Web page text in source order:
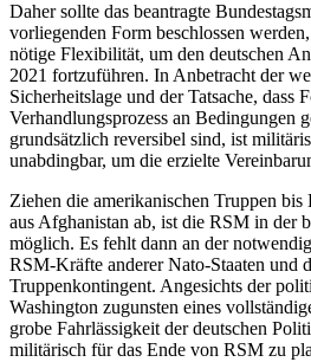
Daher sollte das beantragte
vorliegenden Form beschlossen
nötige Flexibilität, um den deutschen
2021 fortzu­führen. In Anbetracht der
Sicherheitslage und der Tatsache, dass
Verhandlungsprozess an Bedingungen
grundsätzlich reversibel sind, ist
unabdingbar, um die erzielte
Ziehen die amerikanischen Truppen
aus Afghanistan ab, ist die RSM in der
möglich. Es fehlt dann an der
RSM-Kräfte anderer Nato-Staaten und
Truppenkontingent. Angesichts der
Washington zugunsten eines
grobe Fahrlässigkeit der deutschen
militärisch für das Ende von RSM zu